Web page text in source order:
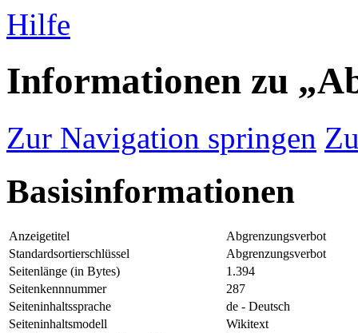
Hilfe
Informationen zu
Zur Navigation springen
Basisinformationen
Anzeigetitel
Abgrenzungsverbot
Standardsortierschlüssel
Abgrenzungsverbot
Seitenlänge (in Bytes)
1.394
Seitenkennnummer
287
Seiteninhaltssprache
de - Deutsch
Seiteninhaltsmodell
Wikitext